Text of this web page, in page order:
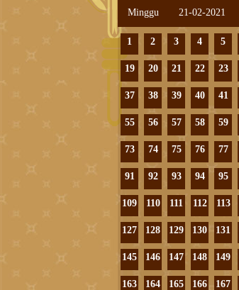
Minggu 21-02-2021
1 2 3 4 5
19 20 21 22 23
37 38 39 40 41
55 56 57 58 59
73 74 75 76 77
91 92 93 94 95
109 110 111 112 113
127 128 129 130 131
145 146 147 148 149
163 164 165 166 167